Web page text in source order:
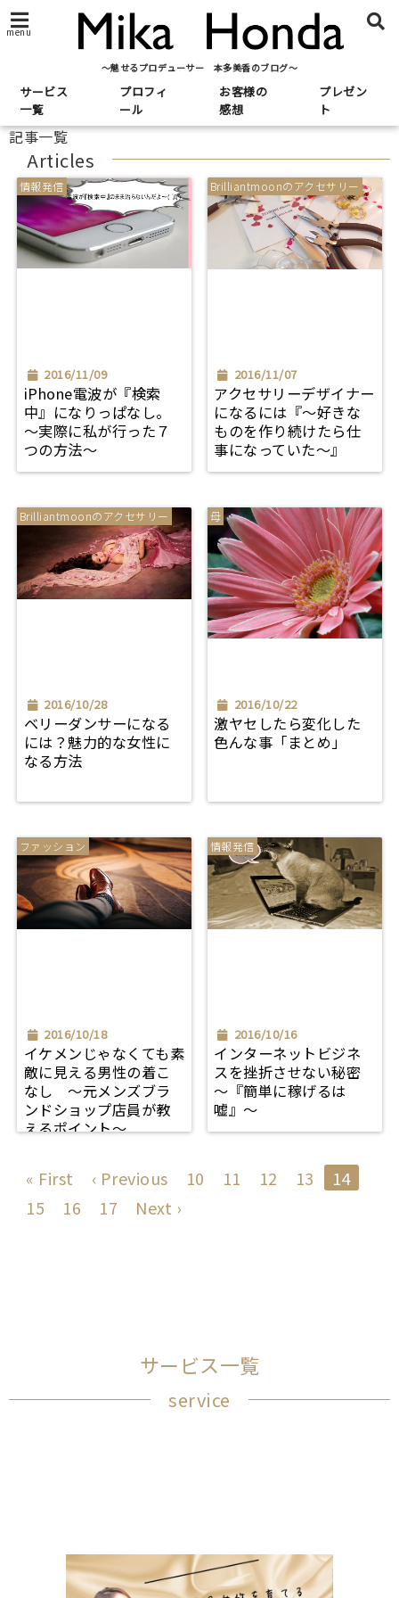
menu
～魅せるプロデューサー 本多美香のブログ～
サービス
一覧
プロフィ
ール
お客様の
感想
プレゼン
ト
記事一覧
Articles
情報発信
2016/11/09
iPhone電波が『検索
中』になりっぱなし。
～実際に私が行った７
つの方法～
Brilliantmoonのアクセサリー
2016/11/07
アクセサリーデザイナー
になるには『～好きな
ものを作り続けたら仕
事になっていた～』
Brilliantmoonのアクセサリー
2016/10/28
ベリーダンサーになる
には？魅力的な女性に
なる方法
母
2016/10/22
激ヤセしたら変化した
色んな事「まとめ」
ファッション
2016/10/18
イケメンじゃなくても素
敵に見える男性の着こ
なし ～元メンズブラ
ンドショップ店員が教
えるポイント～
情報発信
2016/10/16
インターネットビジネ
スを挫折させない秘密
～『簡単に稼げるは
嘘』～
« First ‹ Previous 10 11 12 13
14
15
16 17 Next ›
サービス一覧
service